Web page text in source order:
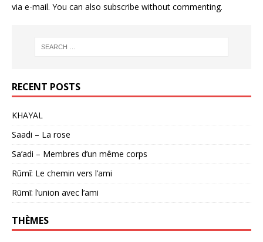
via e-mail. You can also subscribe without commenting.
RECENT POSTS
KHAYAL
Saadi – La rose
Sa’adi – Membres d’un même corps
Rūmī: Le chemin vers l’ami
Rūmī: l’union avec l’ami
THÈMES